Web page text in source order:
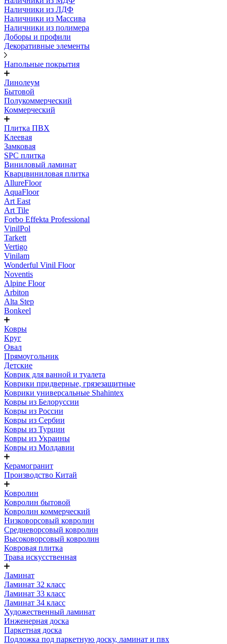
Наличники из ЛДФ
Наличники из Массива
Наличники из полимера
Доборы и профили
Декоративные элементы
Напольные покрытия
Линолеум
Бытовой
Полукоммерческий
Коммерческий
Плитка ПВХ
Клеевая
Замковая
SPC плитка
Виниловый ламинат
Кварцвиниловая плитка
AllureFloor
AquaFloor
Art East
Art Tile
Forbo Effekta Professional
VinilPol
Tarkett
Vertigo
Vinilam
Wonderful Vinil Floor
Noventis
Alpine Floor
Arbiton
Alta Step
Bonkeel
Ковры
Круг
Овал
Прямоугольник
Детские
Коврик для ванной и туалета
Коврики придверные, грязезащитные
Коврики универсальные Shahintex
Ковры из Белоруссии
Ковры из России
Ковры из Сербии
Ковры из Турции
Ковры из Украины
Ковры из Молдавии
Керамогранит
Производство Китай
Ковролин
Ковролин бытовой
Ковролин коммерческий
Низковорсовый ковролин
Средневорсовый ковролин
Высоковорсовый ковролин
Ковровая плитка
Трава искусственная
Ламинат
Ламинат 32 класс
Ламинат 33 класс
Ламинат 34 класс
Художественный ламинат
Инженерная доска
Паркетная доска
Подложка под паркетную доску, ламинат и пвх